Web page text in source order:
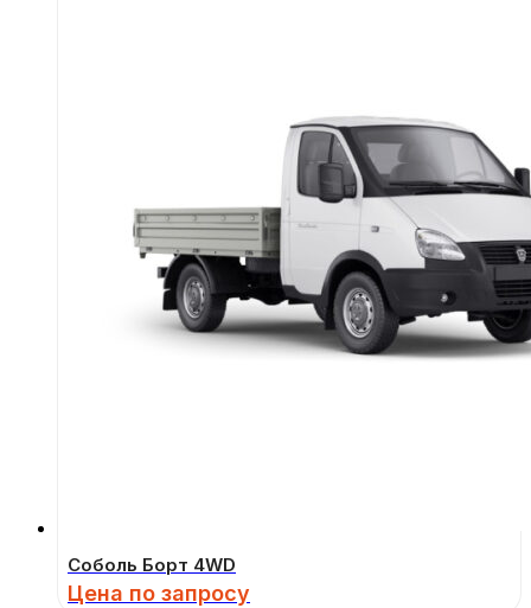
Соболь Борт 4WD
Цена по запросу